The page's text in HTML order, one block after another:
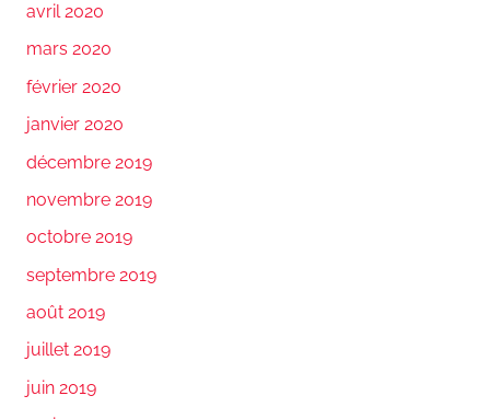
avril 2020
mars 2020
février 2020
janvier 2020
décembre 2019
novembre 2019
octobre 2019
septembre 2019
août 2019
juillet 2019
juin 2019